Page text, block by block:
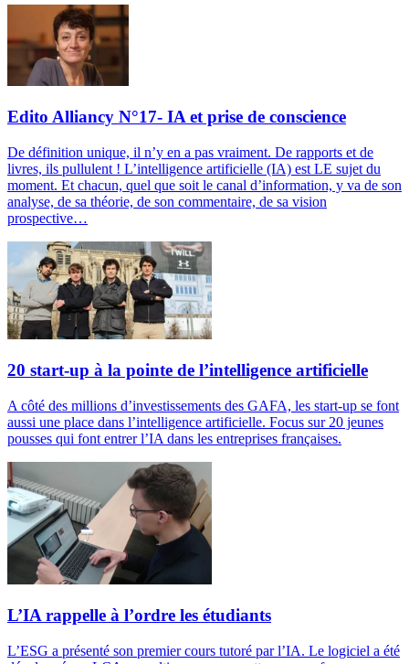
Edito Alliancy N°17- IA et prise de conscience
De définition unique, il n’y en a pas vraiment. De rapports et de
livres, ils pullulent ! L’intelligence artificielle (IA) est LE sujet du
moment. Et chacun, quel que soit le canal d’information, y va de son
analyse, de sa théorie, de son commentaire, de sa vision
prospective…
20 start-up à la pointe de l’intelligence artificielle
A côté des millions d’investissements des GAFA, les start-up se font
aussi une place dans l’intelligence artificielle. Focus sur 20 jeunes
pousses qui font entrer l’IA dans les entreprises françaises.
L’IA rappelle à l’ordre les étudiants
L’ESG a présenté son premier cours tutoré par l’IA. Le logiciel a été